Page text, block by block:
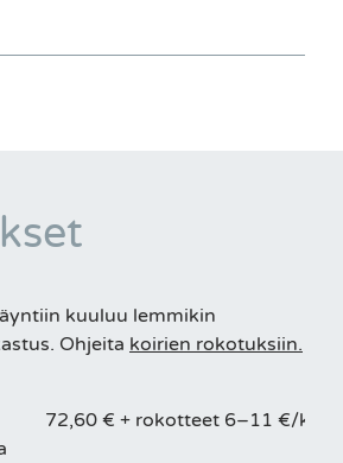
kuuluu lemmikin
Ohjeita koirien rokotuksiin.
72,60 € + rokotteet 6–11 €/kpl